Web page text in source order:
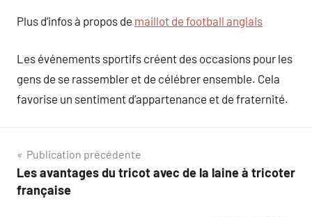
Plus d’infos à propos de maillot de football anglais
Les événements sportifs créent des occasions pour les
gens de se rassembler et de célébrer ensemble. Cela
favorise un sentiment d’appartenance et de fraternité.
Navigation
de
Publication précédente
Les avantages du tricot avec de la laine à tricoter
française